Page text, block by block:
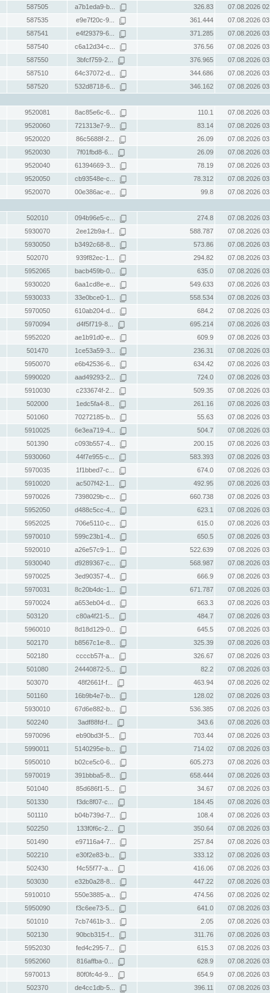
587505
a7b1eda9-b... 326.83
07.08.2026
587535
e9e7f20c-9... 361.444
07.08.2026
587541
e4f29379-6... 371.285
07.08.2026
587540
c6a12d34-c... 376.56
07.08.2026
587550
3bfcf759-2... 376.965
07.08.2026
587510
64c37072-d... 344.686
07.08.2026
587520
532d8718-6... 346.162 07.08.2026
9520081 8ac85e6c-6... 110.1
07.08.2026
9520060
721313e7-9... 83.14
07.08.2026
9520020
86c5688f-2... 26.09
07.08.2026
9520030
7f01fbd8-6... 26.09
07.08.2026
9520040
61394669-3... 78.19
07.08.2026
9520050
cb93548e-c... 78.312
07.08.2026
9520070
00e386ac-e... 99.8 07.08.2026
502010 094b96e5-c... 274.8
07.08.2026
5930070
2ee12b9a-f... 588.787
07.08.2026
5930050
b3492c68-8... 573.86
07.08.2026
502070
939f82ec-1... 294.82
07.08.2026
5952065
bacb459b-0... 635.0
07.08.2026
5930020
6aa1cd8e-e... 549.633
07.08.2026
5930033
33e0bce0-1... 558.534
07.08.2026
5970050
610ab204-d... 684.2
07.08.2026
5970094
d4f5f719-8... 695.214
07.08.2026
5952020
ae1b91d0-e... 609.9
07.08.2026
501470
1ce53a59-3... 236.31
07.08.2026
5950070
e6b42536-6... 634.42
07.08.2026
5990020
aad49293-2... 724.0
07.08.2026
5910030
c233674f-2... 509.35
07.08.2026
502000
1edc5fa4-8... 261.16
07.08.2026
501060
70272185-b... 55.63
07.08.2026
5910025
6e3ea719-4... 504.7
07.08.2026
501390
c093b557-4... 200.15
07.08.2026
5930060
44f7e955-c... 583.393
07.08.2026
5970035
1f1bbed7-c... 674.0
07.08.2026
5910020
ac507f42-1... 492.95
07.08.2026
5970026
7398029b-c... 660.738
07.08.2026
5952050
d488c5cc-4... 623.1
07.08.2026
5952025
706e5110-c... 615.0
07.08.2026
5970010
599c23b1-4... 650.5
07.08.2026
5920010
a26e57c9-1... 522.639
07.08.2026
5930040
d9289367-c... 568.987
07.08.2026
5970025
3ed90357-4... 666.9
07.08.2026
5970031
8c20b4dc-1... 671.787
07.08.2026
5970024
a653eb04-d... 663.3
07.08.2026
503120
c80a4f21-5... 484.7
07.08.2026
5960010
8d18d129-0... 645.5
07.08.2026
502170
b8567c1e-8... 325.39
07.08.2026
502180
ccccb57f-a... 326.67
07.08.2026
501080
24440872-5... 82.2
07.08.2026
503070
48f2661f-f... 463.94
07.08.2026
501160
16b9b4e7-b... 128.02
07.08.2026
5930010
67d6e882-b... 536.385
07.08.2026
502240
3adf88fd-f... 343.6
07.08.2026
5970096
eb90bd3f-5... 703.44
07.08.2026
5990011
5140295e-b... 714.02
07.08.2026
5950010
b02ce5c0-6... 605.273
07.08.2026
5970019
391bbba5-8... 658.444
07.08.2026
501040
85d686f1-5... 34.67
07.08.2026
501330
f3dc8f07-c... 184.45
07.08.2026
501110
b04b739d-7... 108.4
07.08.2026
502250
133f0f6c-2... 350.64
07.08.2026
501490
e97116a4-7... 257.84
07.08.2026
502210
e30f2e83-b... 333.12
07.08.2026
502430
f4c55f77-a... 416.06
07.08.2026
503030
e32b0a28-8... 447.22
07.08.2026
5910010
550e3885-a... 474.56
07.08.2026
5950090
f3c6ee73-5... 641.0
07.08.2026
501010
7cb7461b-3... 2.05
07.08.2026
502130
90bcb315-f... 311.76
07.08.2026
5952030
fed4c295-7... 615.3
07.08.2026
5952060
816affba-0... 628.9
07.08.2026
5970013
80f0fc4d-9... 654.9
07.08.2026
502370
de4cc1db-5... 396.11 07.08.2026